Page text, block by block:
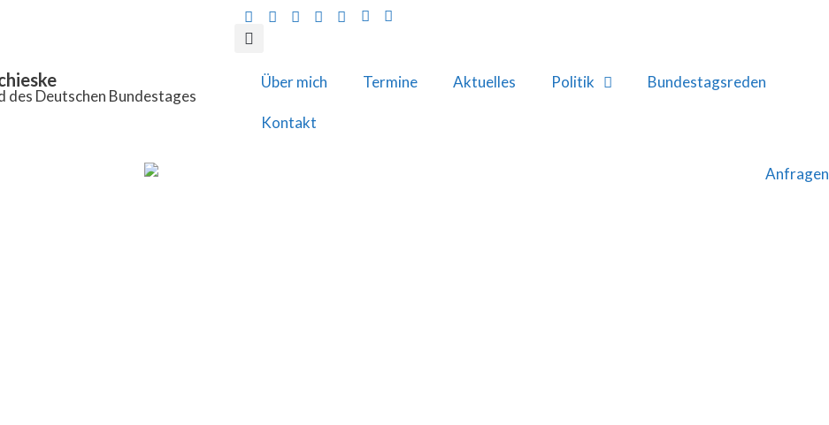
des Deutschen Bundestages
Über mich Termine Aktuelles Politik Bundestagsreden
Kontakt